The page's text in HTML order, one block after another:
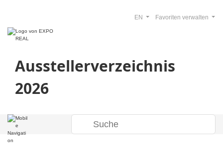
Ausstellerverzeichnis
2026
Favoriten verwalten
EN